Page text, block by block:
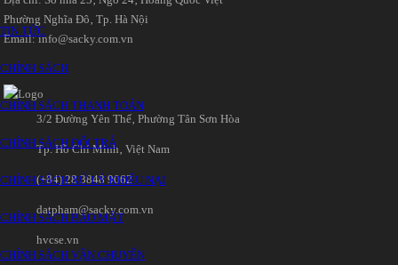
TIN TỨC
CHÍNH SÁCH
CHÍNH SÁCH THANH TOÁN
CHÍNH SÁCH ĐỔI TRẢ
CHÍNH SÁCH XỬ LÝ KHIẾU NẠI
CHÍNH SÁCH BẢO MẬT
CHÍNH SÁCH VẬN CHUYỂN
Phường Nghĩa Đô‚ Tp. Hà Nội
Email: info@sacky.com.vn
3/2 Đường Yên Thế‚ Phường Tân Sơn Hòa
Tp. Hồ Chí Minh‚ Việt Nam
(+84) 28 3848 9062
datpham@sacky.com.vn
hvcse.vn